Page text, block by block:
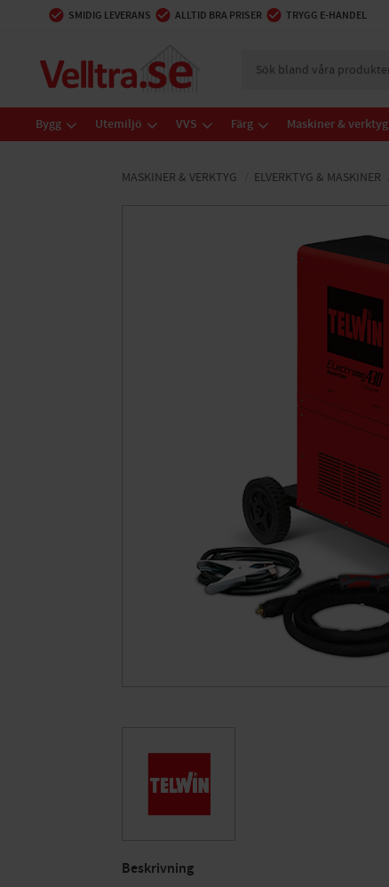
SMIDIG LEVERANS ALLTID BRA PRISER TRYGG E-HANDEL
Bygg Utemiljö VVS Färg Maskiner & verktyg
MASKINER & VERKTYG ELVERKTYG & MASKINER
Beskrivning